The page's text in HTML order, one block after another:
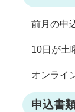
前月の申
10日が土
オンライ
申込書